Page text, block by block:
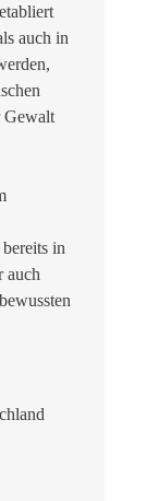
auch in
Gewalt
in
auch